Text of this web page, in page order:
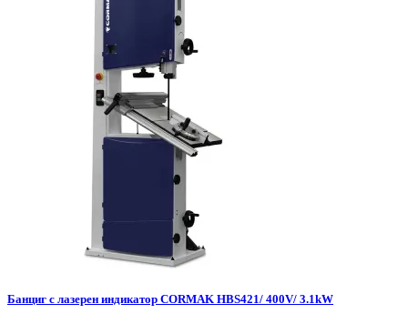
Банциг с лазерен индикатор CORMAK HBS421/ 400V/ 3.1kW